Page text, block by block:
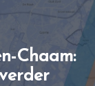
Chaam: